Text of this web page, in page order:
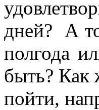
дней? А
полгода
быть? Как
пойти,